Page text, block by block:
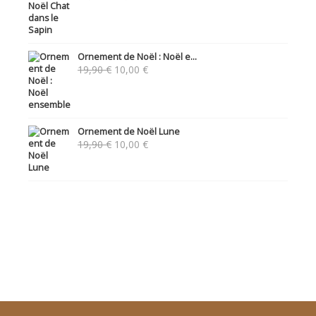
Ornement de Noël : Noël e...
19,90€ Le
10,00 €Le
Ornement de Noël Lune
19,90€ Le
10,00 €Le